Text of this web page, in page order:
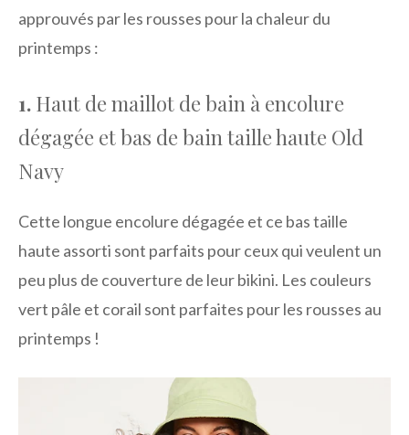
approuvés par les rousses pour la chaleur du
printemps :
1. Haut de maillot de bain à encolure
dégagée et bas de bain taille haute Old
Navy
Cette longue encolure dégagée et ce bas taille
haute assorti sont parfaits pour ceux qui veulent un
peu plus de couverture de leur bikini. Les couleurs
vert pâle et corail sont parfaites pour les rousses au
printemps !